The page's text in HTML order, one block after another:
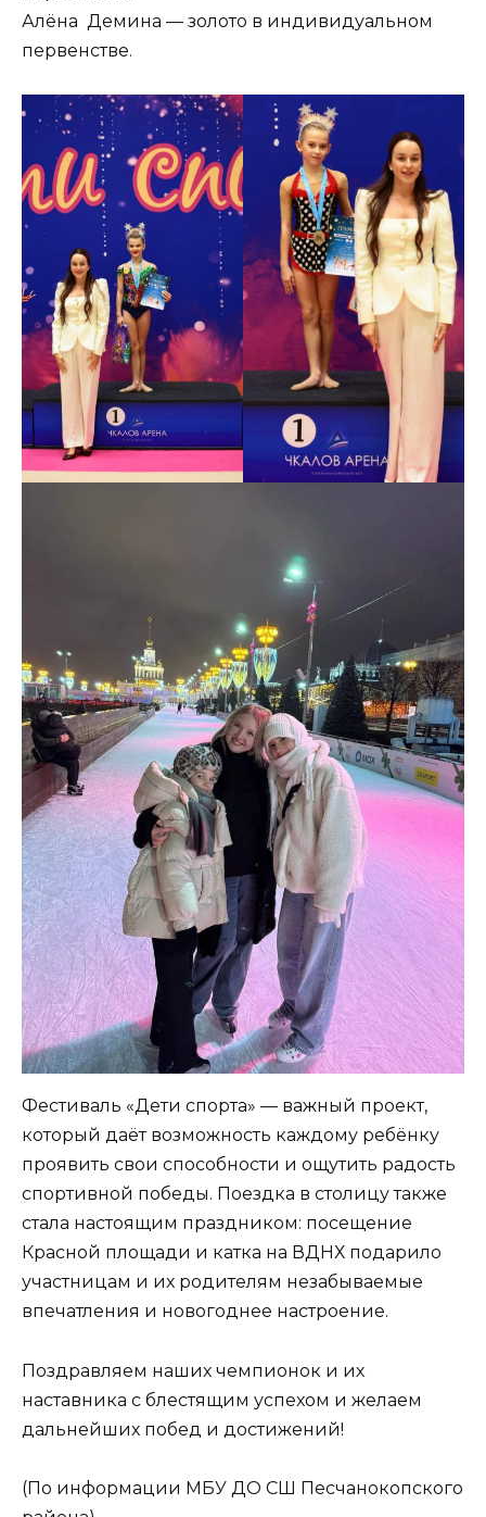
Алёна Демина — золото в индивидуальном
первенстве.
Фестиваль «Дети спорта» — важный проект,
который даёт возможность каждому ребёнку
проявить свои способности и ощутить радость
спортивной победы. Поездка в столицу также
стала настоящим праздником: посещение
Красной площади и катка на ВДНХ подарило
участницам и их родителям незабываемые
впечатления и новогоднее настроение.
Поздравляем наших чемпионок и их
наставника с блестящим успехом и желаем
дальнейших побед и достижений!
(По информации МБУ ДО СШ Песчанокопского